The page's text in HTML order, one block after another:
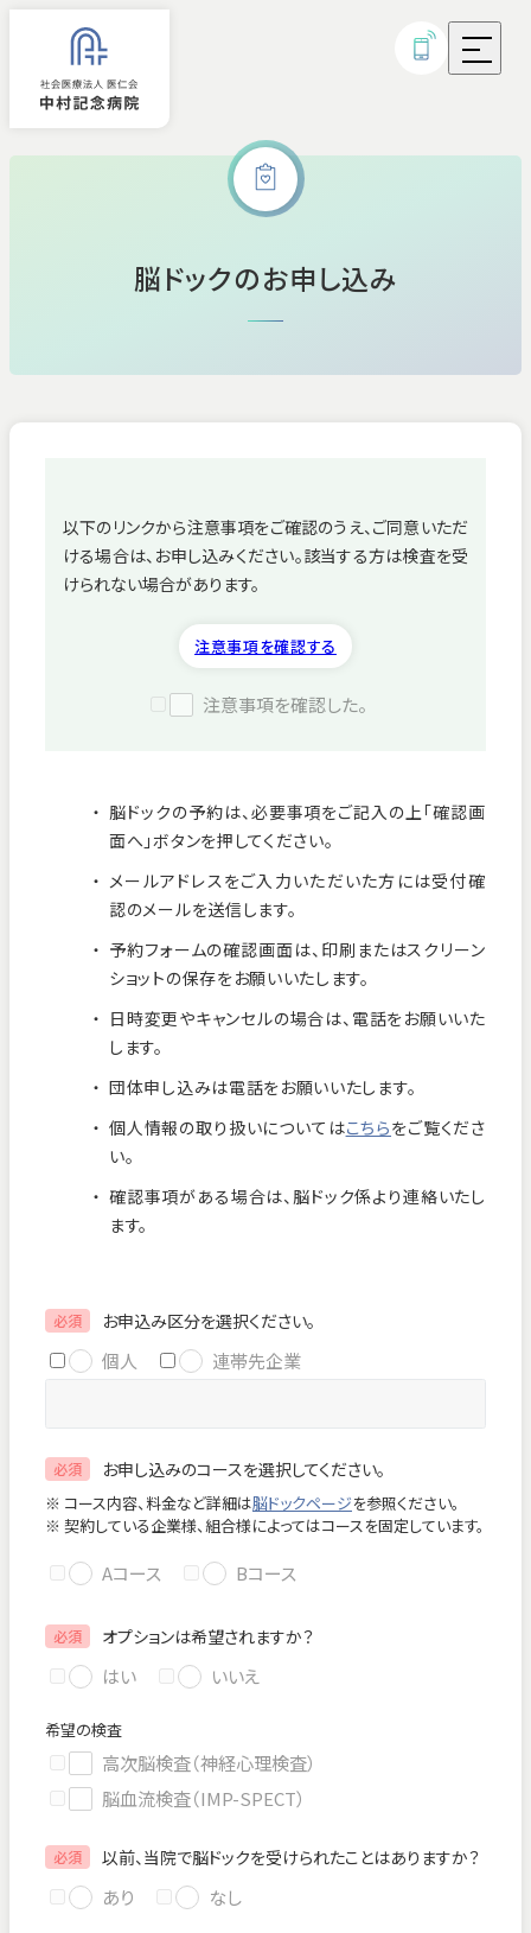
病気・治療について
病院紹介
お知らせ
フロアマップ
個人情報保護方針
お電話
Close
脳ドックのお申し込み
以下のリンクから注意事項をご確認のうえ、ご同意いただ
ける場合は、お申し込みください。該当する方は検査を受
けられない場合があります。
注意事項を確認する
注意事項を確認した。
脳ドックの予約は、必要事項をご記入の上「確認画
面へ」ボタンを押してください。
メールアドレスをご入力いただいた方には受付確
認のメールを送信します。
予約フォームの確認画面は、印刷またはスクリーン
ショットの保存をお願いいたします。
日時変更やキャンセルの場合は、電話をお願いいた
します。
団体申し込みは電話をお願いいたします。
個人情報の取り扱いについてはこちらをご覧くださ
い。
確認事項がある場合は、脳ドック係より連絡いたし
ます。
必須 お申込み区分を選択ください。
個人 連帯先企業
必須 お申し込みのコースを選択してください。
※ コース内容、料金など詳細は脳ドックページを参照ください。
※ 契約している企業様、組合様によってはコースを固定しています。
Aコース Bコース
必須 オプションは希望されますか？
はい いいえ
希望の検査
高次脳検査（神経心理検査）
脳血流検査（IMP-SPECT）
必須 以前、当院で脳ドックを受けられたことはありますか？
あり なし